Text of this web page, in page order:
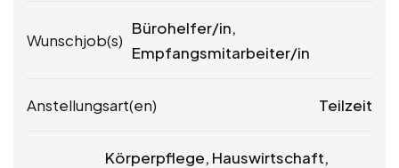
Wunschjob(s)
Bürohelfer/in,
Empfangsmitarbeiter/in
Anstellungsart(en) Teilzeit
Körperpflege, Hauswirtschaft,